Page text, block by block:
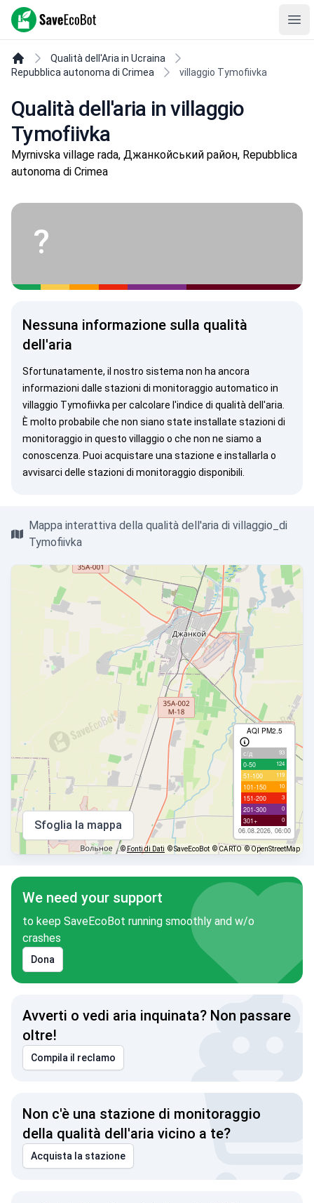
SaveEcoBot
Qualità dell'Aria in Ucraina
Repubblica autonoma di Crimea
villaggio Tymofiivka
Qualità dell'aria in villaggio
Tymofiivka
Myrnivska village rada, Джанкойський район, Repubblica
autonoma di Crimea
?
Nessuna informazione sulla qualità
dell'aria
Sfortunatamente, il nostro sistema non ha ancora
informazioni dalle stazioni di monitoraggio automatico in
villaggio Tymofiivka per calcolare l'indice di qualità dell'aria.
È molto probabile che non siano state installate stazioni di
monitoraggio in questo villaggio o che non ne siamo a
conoscenza. Puoi acquistare una stazione e installarla o
avvisarci delle stazioni di monitoraggio disponibili.
Mappa interattiva della qualità dell'aria di villaggio_di
Tymofiivka
AQI PM2.5
с/д 93
0-50 124
51-100 119
101-150 10
151-200 3
201-300 0
301+ 0
06.08.2026, 06:00
Sfoglia la mappa
© Fonti di Dati © SaveEcoBot © CARTO © OpenStreetMap
We need your support
to keep SaveEcoBot running smoothly and w/o
crashes
Dona
Avverti o vedi aria inquinata? Non passare
oltre!
Compila il reclamo
Non c'è una stazione di monitoraggio
della qualità dell'aria vicino a te?
Acquista la stazione